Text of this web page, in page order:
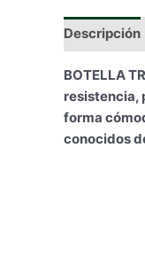
Descripción
BOTELLA
resistencia,
forma
conocidos